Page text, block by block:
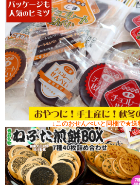
↓このおせんべいと同梱で★送